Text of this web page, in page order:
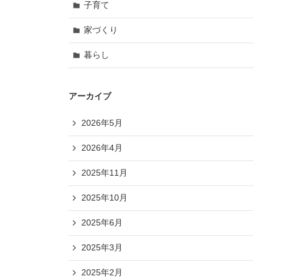
子育て
家づくり
暮らし
アーカイブ
2026年5月
2026年4月
2025年11月
2025年10月
2025年6月
2025年3月
2025年2月